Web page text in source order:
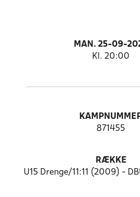
MAN. 25-09-
Kl. 20:00
871455
RÆKKE
U15 Drenge/11:11 (2009) -